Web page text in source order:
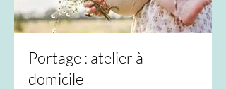
Portage : atelier à
domicile